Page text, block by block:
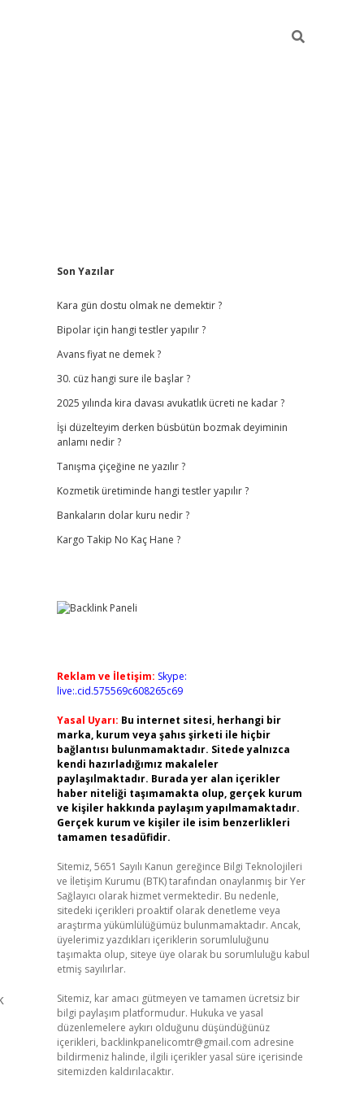
Sidebar
Son Yazılar
Kara gün dostu olmak ne demektir ?
Bipolar için hangi testler yapılır ?
Avans fiyat ne demek ?
30. cüz hangi sure ile başlar ?
2025 yılında kira davası avukatlık ücreti ne kadar ?
İşi düzelteyim derken büsbütün bozmak deyiminin
anlamı nedir ?
Tanışma çiçeğine ne yazılır ?
Kozmetik üretiminde hangi testler yapılır ?
Bankaların dolar kuru nedir ?
Kargo Takip No Kaç Hane ?
Reklam ve İletişim: Skype:
live:.cid.575569c608265c69
Yasal Uyarı: Bu internet sitesi, herhangi bir
marka, kurum veya şahıs şirketi ile hiçbir
bağlantısı bulunmamaktadır. Sitede yalnızca
kendi hazırladığımız makaleler
paylaşılmaktadır. Burada yer alan içerikler
haber niteliği taşımamakta olup, gerçek kurum
ve kişiler hakkında paylaşım yapılmamaktadır.
Gerçek kurum ve kişiler ile isim benzerlikleri
tamamen tesadüfidir.
Sitemiz, 5651 Sayılı Kanun gereğince Bilgi Teknolojileri
ve İletişim Kurumu (BTK) tarafından onaylanmış bir Yer
Sağlayıcı olarak hizmet vermektedir. Bu nedenle,
sitedeki içerikleri proaktif olarak denetleme veya
araştırma yükümlülüğümüz bulunmamaktadır. Ancak,
üyelerimiz yazdıkları içeriklerin sorumluluğunu
taşımakta olup, siteye üye olarak bu sorumluluğu kabul
etmiş sayılırlar.
Sitemiz, kar amacı gütmeyen ve tamamen ücretsiz bir
bilgi paylaşım platformudur. Hukuka ve yasal
düzenlemelere aykırı olduğunu düşündüğünüz
içerikleri, backlinkpanelicomtr@gmail.com adresine
bildirmeniz halinde, ilgili içerikler yasal süre içerisinde
sitemizden kaldırılacaktır.